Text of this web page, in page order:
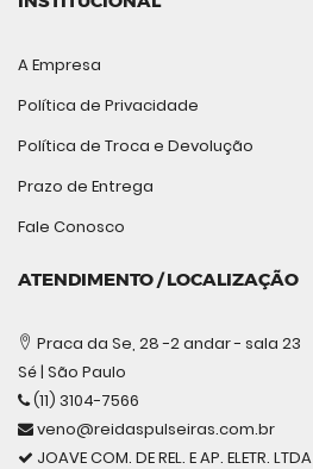
A Empresa
Política de Privacidade
Política de Troca e Devolução
Prazo de Entrega
Fale Conosco
ATENDIMENTO / LOCALIZAÇÃO
Praca da Se, 28 -2 andar - sala 23
Sé | São Paulo
(11) 3104-7566
veno@reidaspulseiras.com.br
JOAVE COM. DE REL. E AP. ELETR. LTDA